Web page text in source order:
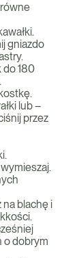
gniazdo
do 180
lub –
przez
na blachę i
o dobrym